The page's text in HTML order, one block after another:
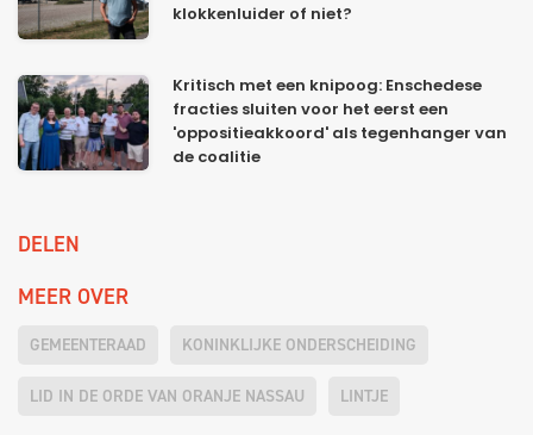
klokkenluider of niet?
Kritisch met een knipoog: Enschedese
fracties sluiten voor het eerst een
'oppositieakkoord' als tegenhanger van
de coalitie
DELEN
MEER OVER
GEMEENTERAAD KONINKLIJKE ONDERSCHEIDING
LID IN DE ORDE VAN ORANJE NASSAU LINTJE